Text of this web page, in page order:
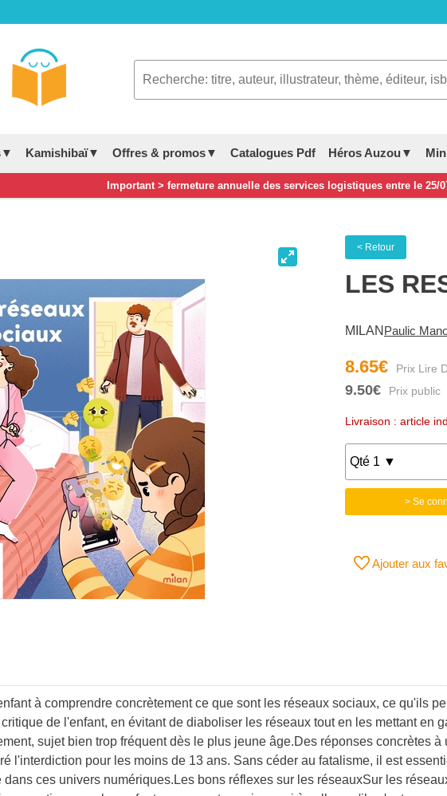
Kamishibaï▼ Offres & promos▼ Catalogues Pdf Héros Auzou▼
Important > fermeture annuelle des services logistiques entre le 25/
< Retour
LES
MILAN Paulic
8.65€
9.50€
Livraison : article
> Se
Ajouter aux
à comprendre concrètement ce que sont les réseaux sociaux, ce qu'ils
de l'enfant, en évitant de diaboliser les réseaux tout en les mettant en
sujet bien trop fréquent dès le plus jeune âge.Des réponses concrètes
l'interdiction pour les moins de 13 ans. Sans céder au fatalisme, il est
ces univers numériques.Les bons réflexes sur les réseauxSur les